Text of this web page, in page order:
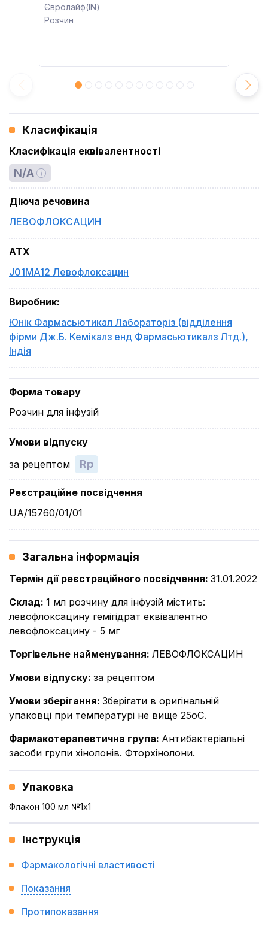
Євролайф(IN)
Розчин
Класифікація
Класифікація еквівалентності
N/A
Діюча речовина
ЛЕВОФЛОКСАЦИН
ATX
J01MA12 Левофлоксацин
Виробник:
Юнік Фармасьютикал Лабораторіз (відділення
фірми Дж.Б. Кемікалз енд Фармасьютикалз Лтд.),
Індія
Форма товару
Розчин для інфузій
Умови відпуску
за рецептом
Rp
Реєстраційне посвідчення
UA/15760/01/01
Загальна інформація
Термін дії реєстраційного посвідчення: 31.01.2022
Склад: 1 мл розчину для інфузій містить:
левофлоксацину гемігідрат еквівалентно
левофлоксацину - 5 мг
Торгівельне найменування: ЛЕВОФЛОКСАЦИН
Умови відпуску: за рецептом
Умови зберігання: Зберігати в оригінальній
упаковці при температурі не вище 25оС.
Фармакотерапевтична група: Антибактеріальні
засоби групи хінолонів. Фторхінолони.
Упаковка
Флакон 100 мл №1x1
Інструкція
Фармакологічні властивості
Показання
Протипоказання